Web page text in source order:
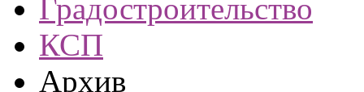
Градостроительство
КСП
Архив